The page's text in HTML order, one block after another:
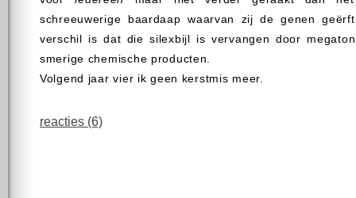
schreeuwerige baardaap waarvan zij de genen
verschil is dat die silexbijl is vervangen door
smerige chemische producten.
Volgend jaar vier ik geen kerstmis meer.
reacties (6)